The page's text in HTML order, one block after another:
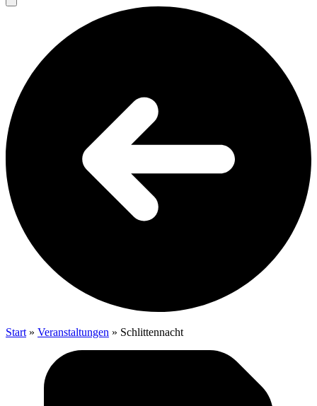
Start » Veranstaltungen » Schlit­ten­nacht